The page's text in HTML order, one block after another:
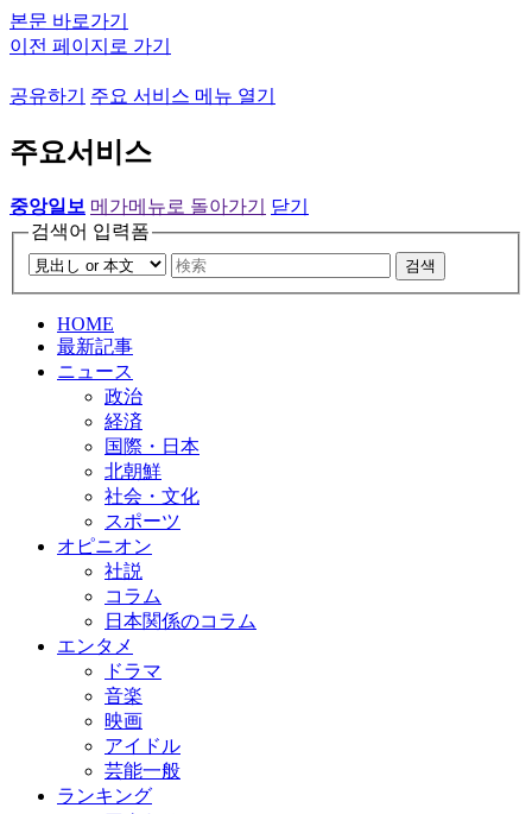
본문 바로가기
이전 페이지로 가기
공유하기 주요 서비스 메뉴 열기
주요서비스
중앙일보 메가메뉴로 돌아가기
닫기
검색어 입력폼
검색
HOME
最新記事
ニュース
政治
経済
国際・日本
北朝鮮
社会・文化
スポーツ
オピニオン
社説
コラム
日本関係のコラム
エンタメ
ドラマ
音楽
映画
アイドル
芸能一般
ランキング